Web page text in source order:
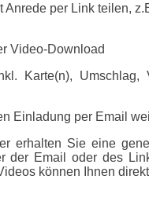
per Link teilen,
Video-Download
Karte(n),
Einladung per Email
erhalten Sie eine
der Email oder des
können Ihnen